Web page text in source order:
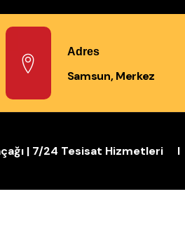
Adres
Samsun, Merkez
| 7/24 Tesisat Hizmetleri